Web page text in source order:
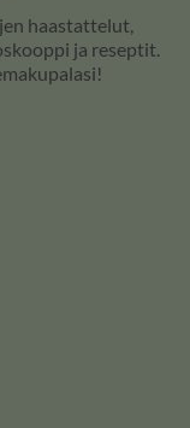
haastattelut,
ja reseptit.